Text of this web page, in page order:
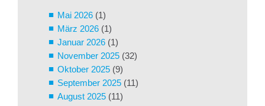
Mai 2026 (1)
März 2026 (1)
Januar 2026 (1)
November 2025 (32)
Oktober 2025 (9)
September 2025 (11)
August 2025 (11)